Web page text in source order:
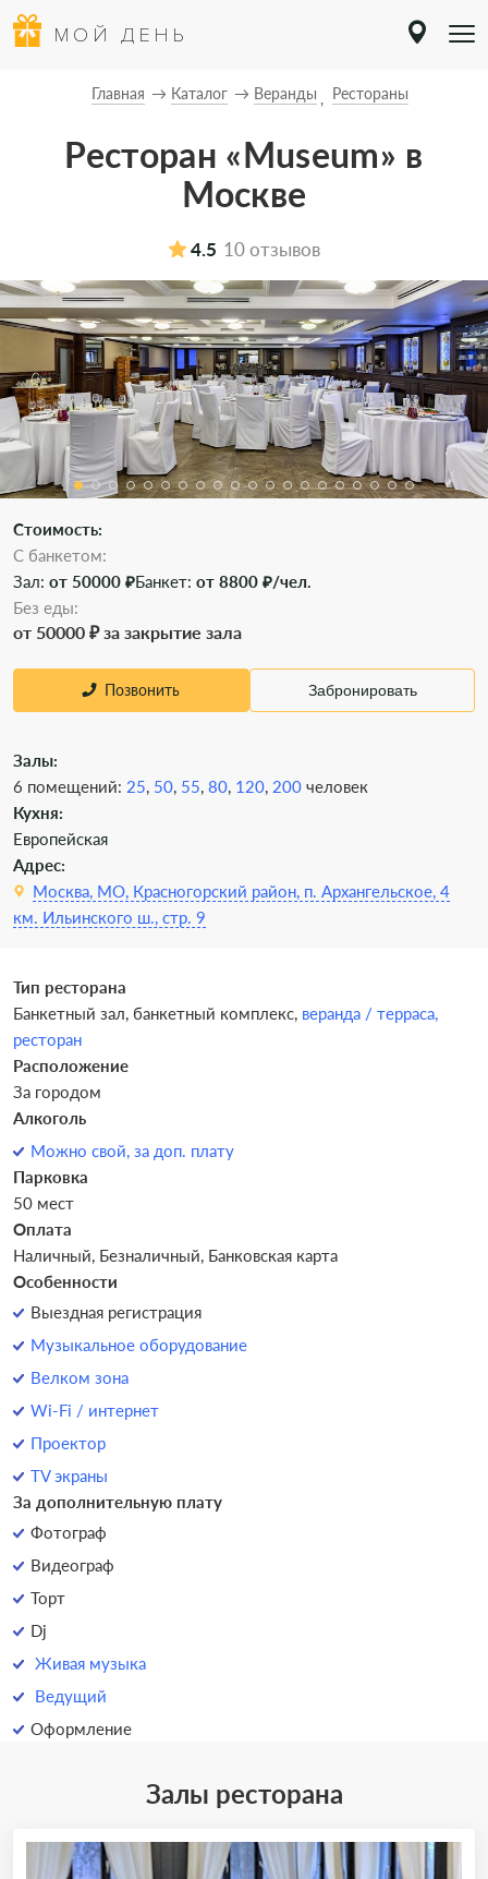
МОЙ ДЕНЬ
Главная Каталог Веранды Рестораны
Ресторан «Museum» в
Москве
4.5 10 отзывов
Стоимость:
С банкетом:
Зал: от 50000 ₽Банкет: от 8800 ₽/чел.
Без еды:
от 50000 ₽ за закрытие зала
Позвонить Забронировать
Залы:
6 помещений: 25, 50, 55, 80, 120, 200 человек
Кухня:
Европейская
Адрес:
Москва, МО, Красногорский район, п. Архангельское, 4
км. Ильинского ш., стр. 9
Тип ресторана
Банкетный зал, банкетный комплекс, веранда / терраса,
ресторан
Расположение
За городом
Алкоголь
Можно свой, за доп. плату
Парковка
50 мест
Оплата
Наличный, Безналичный, Банковская карта
Особенности
Выездная регистрация
Музыкальное оборудование
Велком зона
Wi-Fi / интернет
Проектор
TV экраны
За дополнительную плату
Фотограф
Видеограф
Торт
Dj
Живая музыка
Ведущий
Оформление
Залы ресторана